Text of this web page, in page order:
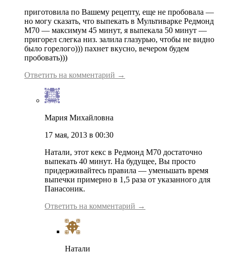
приготовила по Вашему рецепту, еще не пробовала —
но могу сказать, что выпекать в Мультиварке Редмонд
М70 — максимум 45 минут, я выпекала 50 минут —
пригорел слегка низ. залила глазурью, чтобы не видно
было горелого))) пахнет вкусно, вечером будем
пробовать)))
Ответить на комментарий →
Мария Михайловна
17 мая, 2013 в 00:30
Натали, этот кекс в Редмонд М70 достаточно
выпекать 40 минут. На будущее, Вы просто
придерживайтесь правила — уменьшать время
выпечки примерно в 1,5 раза от указанного для
Панасоник.
Ответить на комментарий →
Натали